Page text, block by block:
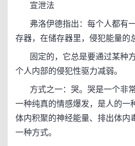
宣泄法
弗洛伊德指出：每个人都有
存器，在储存器里，侵犯能量的
固定的，它总是要通过某种
个人内部的侵犯性驱力减弱。
方式之一：哭。哭是一个非
一种纯真的情感爆发，是人的一
体内积聚的神经能量、排出体内
一种方式。